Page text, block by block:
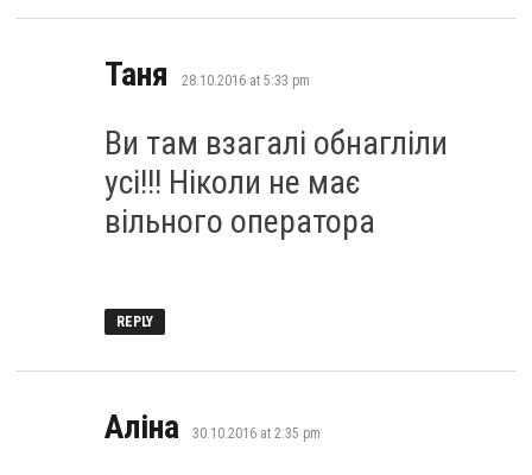
Таня says:
28.10.2016 at 5:33 pm
Ви там взагалі обнагліли
усі!!! Ніколи не має
вільного оператора
REPLY
Аліна says:
30.10.2016 at 2:35 pm